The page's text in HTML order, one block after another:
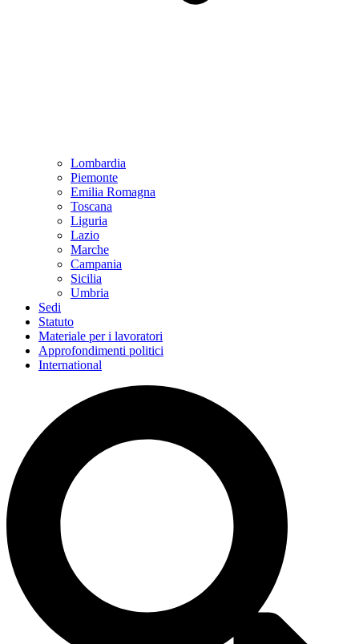
Lombardia
Piemonte
Emilia Romagna
Toscana
Liguria
Lazio
Marche
Campania
Sicilia
Umbria
Sedi
Statuto
Materiale per i lavoratori
Approfondimenti politici
International